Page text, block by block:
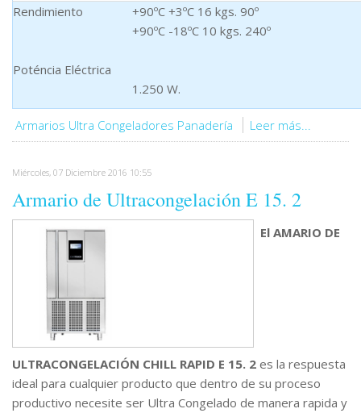
Rendimiento
Poténcia Eléctrica
+90ºC +3ºC 16 kgs. 90º
+90ºC -18ºC 10 kgs. 240º
1.250 W.
Armarios Ultra Congeladores Panadería Leer más...
Miércoles, 07 Diciembre 2016 10:55
Armario de Ultracongelación E 15. 2
El AMARIO DE
ULTRACONGELACIÓN CHILL RAPID E 15. 2 es la respuesta
ideal para cualquier producto que dentro de su proceso
productivo necesite ser Ultra Congelado de manera rapida y